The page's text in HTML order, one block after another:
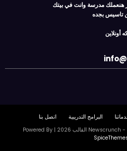
هنعملك مدرسة وانت في بيتك
تاسيس بجده
أونلاين
البرامج التدريبية
اتصل بنا
Newscrunch - القالب 2026 | Powered By